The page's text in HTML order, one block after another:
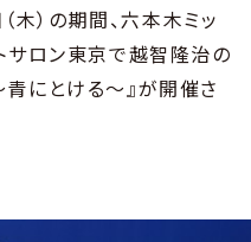
木）の期間、六本木ミッ
サロン東京で越智隆治の
にとける～』が開催さ